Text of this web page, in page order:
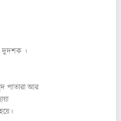
দুদশক ।
পাতারা আর